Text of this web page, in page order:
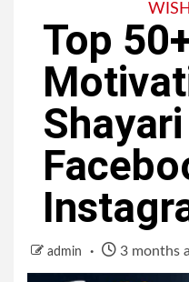
Top
admin 3 months